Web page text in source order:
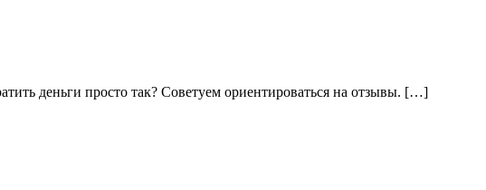
деньги просто так? Советуем ориентироваться на отзывы. […]